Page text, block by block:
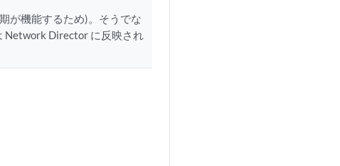
が機能するため)。そうでな
Network Director に反映され